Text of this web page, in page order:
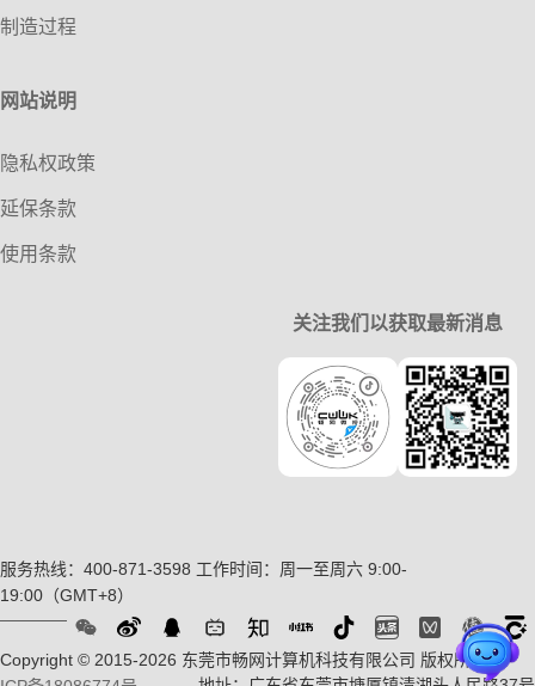
制造过程
网站说明
隐私权政策
延保条款
使用条款
关注我们以获取最新消息
服务热线：400-871-3598 工作时间：周一至周六 9:00-
19:00（GMT+8）
Copyright © 2015-2026 东莞市畅网计算机科技有限公司 版权所有粤